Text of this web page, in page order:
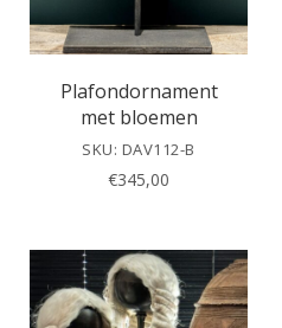
Plafondornament
met bloemen
SKU: DAV112-B
€345,00